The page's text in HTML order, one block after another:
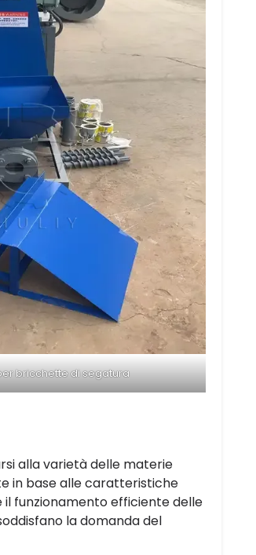
bricchette di segatura
alla varietà delle materie
in base alle caratteristiche
funzionamento efficiente delle
la domanda del